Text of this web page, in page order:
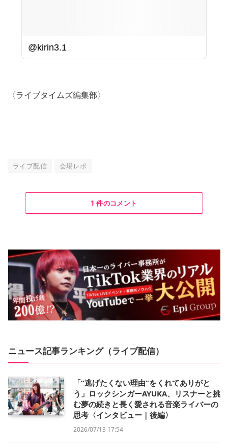
@kirin3.1
〈ライブタイムズ編集部〉
ライブ配信 会場レポ
1 件のコメント
ニュース記事ランキング（ライブ配信）
「“逃げたくない理由”をくれてありがと
う」ロックシンガーAYUKA、リスナーと挑
む夢の続きと長く愛される音楽ライバーの
思考〈インタビュー｜後編〉
2026/07/13 17:54